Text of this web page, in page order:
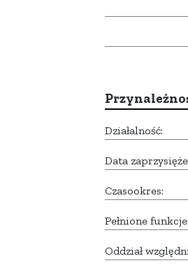
Działalność:
Data
Czasookres:
Pełnione funkcje:
Oddział